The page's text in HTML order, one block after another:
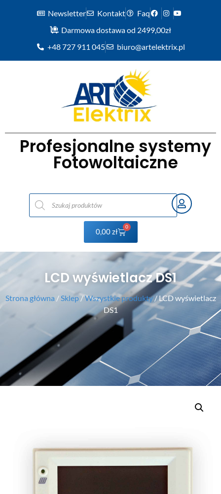
Newsletter Kontakt
Faq
Darmowa dostawa od 2499,00zł
+48 727 911 045
biuro@artelektrix.pl
Profesjonalne systemy
Fotowoltaiczne
0,00zł
0
LCD wyświetlacz DS1
Strona główna / Sklep/Wszystkie produkty/ LCD wyświetlacz
DS1